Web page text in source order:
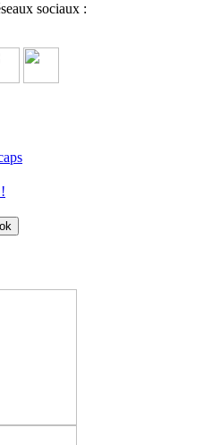
sociaux :